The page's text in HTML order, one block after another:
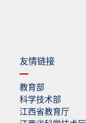
友情链接
教育部
科学技术部
江西省教育厅